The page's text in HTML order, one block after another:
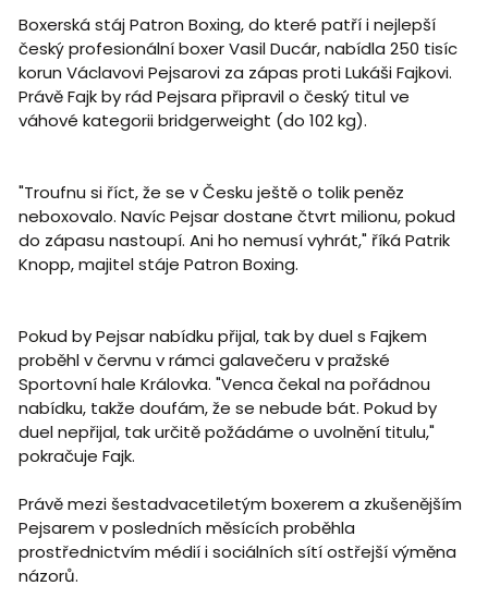
Boxerská stáj Patron Boxing, do které patří i nejlepší
český profesionální boxer Vasil Ducár, nabídla 250 tisíc
korun Václavovi Pejsarovi za zápas proti Lukáši Fajkovi.
Právě Fajk by rád Pejsara připravil o český titul ve
váhové kategorii bridgerweight (do 102 kg).
"Troufnu si říct, že se v Česku ještě o tolik peněz
neboxovalo. Navíc Pejsar dostane čtvrt milionu, pokud
do zápasu nastoupí. Ani ho nemusí vyhrát," říká Patrik
Knopp, majitel stáje Patron Boxing.
Pokud by Pejsar nabídku přijal, tak by duel s Fajkem
proběhl v červnu v rámci galavečeru v pražské
Sportovní hale Královka. "Venca čekal na pořádnou
nabídku, takže doufám, že se nebude bát. Pokud by
duel nepřijal, tak určitě požádáme o uvolnění titulu,"
pokračuje Fajk.
Právě mezi šestadvacetiletým boxerem a zkušenějším
Pejsarem v posledních měsících proběhla
prostřednictvím médií i sociálních sítí ostřejší výměna
názorů.